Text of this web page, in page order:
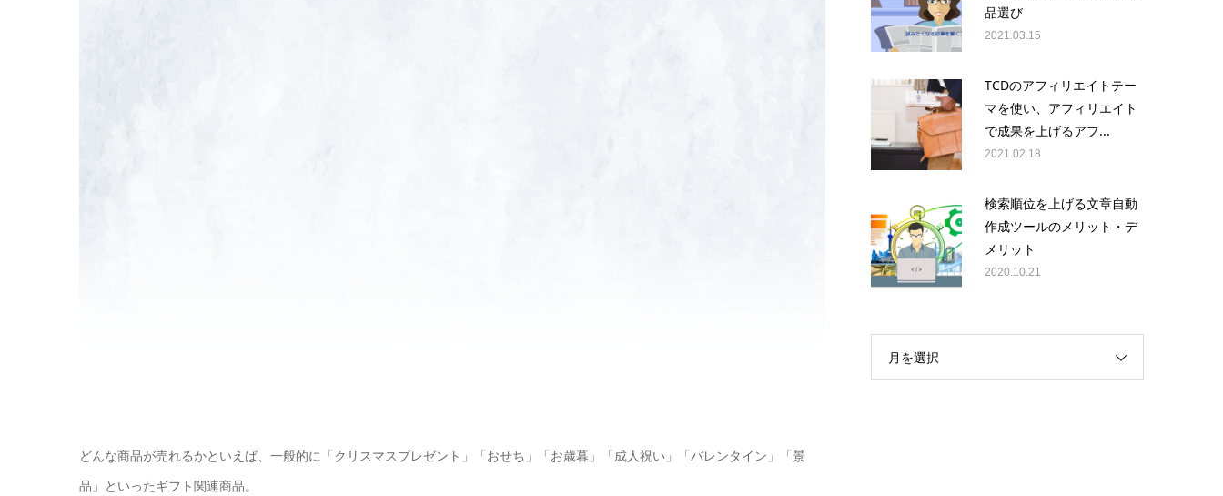
どんな商品が売れるかといえば、一般的に「クリスマスプレゼント」「おせち」「お歳暮」「成人祝い」「バレンタイン」「景
品」といったギフト関連商品。
品選び
2021.03.15
TCDのアフィリエイトテー
マを使い、アフィリエイト
で成果を上げるアフ...
2021.02.18
検索順位を上げる文章自動
作成ツールのメリット・デ
メリット
2020.10.21
月を選択